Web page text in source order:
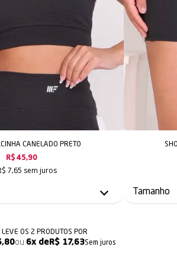
CANELADO PRETO
R$ 45,90
7,65 sem juros
LEVE OS 2 PRODUTOS
6x R$ 17,63Sem juros